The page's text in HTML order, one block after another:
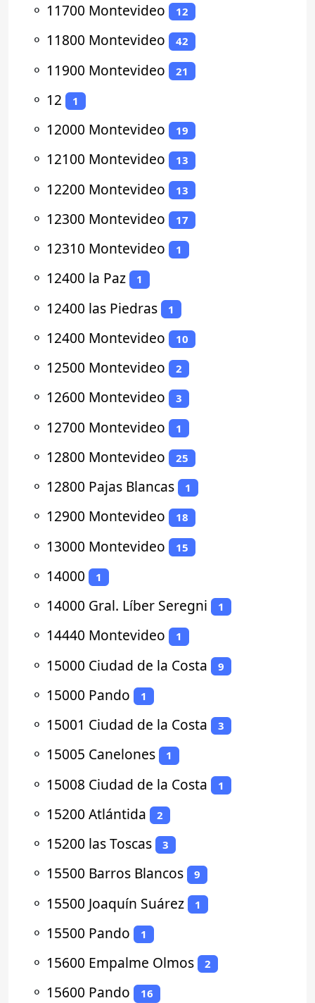
⚬ 11700 Montevideo 12
⚬ 11800 Montevideo 42
⚬ 11900 Montevideo 21
⚬ 12 1
⚬ 12000 Montevideo 19
⚬ 12100 Montevideo 13
⚬ 12200 Montevideo 13
⚬ 12300 Montevideo 17
⚬ 12310 Montevideo 1
⚬ 12400 la Paz 1
⚬ 12400 las Piedras 1
⚬ 12400 Montevideo 10
⚬ 12500 Montevideo 2
⚬ 12600 Montevideo 3
⚬ 12700 Montevideo 1
⚬ 12800 Montevideo 25
⚬ 12800 Pajas Blancas 1
⚬ 12900 Montevideo 18
⚬ 13000 Montevideo 15
⚬ 14000 1
⚬ 14000 Gral. Líber Seregni 1
⚬ 14440 Montevideo 1
⚬ 15000 Ciudad de la Costa 9
⚬ 15000 Pando 1
⚬ 15001 Ciudad de la Costa 3
⚬ 15005 Canelones 1
⚬ 15008 Ciudad de la Costa 1
⚬ 15200 Atlántida 2
⚬ 15200 las Toscas 3
⚬ 15500 Barros Blancos 9
⚬ 15500 Joaquín Suárez 1
⚬ 15500 Pando 1
⚬ 15600 Empalme Olmos 2
⚬ 15600 Pando 16